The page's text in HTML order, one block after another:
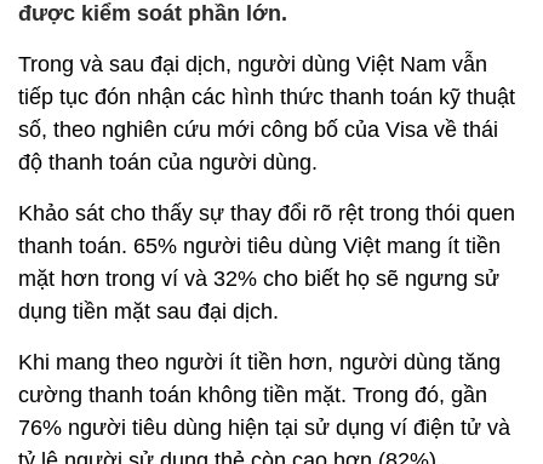
được kiểm soát phần lớn.
Trong và sau đại dịch, người dùng Việt Nam vẫn
tiếp tục đón nhận các hình thức thanh toán kỹ thuật
số, theo nghiên cứu mới công bố của Visa về thái
độ thanh toán của người dùng.
Khảo sát cho thấy sự thay đổi rõ rệt trong thói quen
thanh toán. 65% người tiêu dùng Việt mang ít tiền
mặt hơn trong ví và 32% cho biết họ sẽ ngưng sử
dụng tiền mặt sau đại dịch.
Khi mang theo người ít tiền hơn, người dùng tăng
cường thanh toán không tiền mặt. Trong đó, gần
76% người tiêu dùng hiện tại sử dụng ví điện tử và